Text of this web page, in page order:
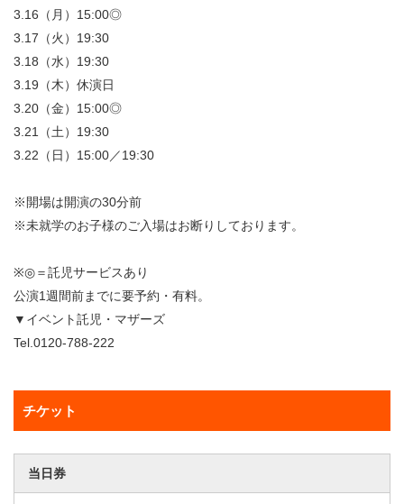
3.16（月）15:00◎
3.17（火）19:30
3.18（水）19:30
3.19（木）休演日
3.20（金）15:00◎
3.21（土）19:30
3.22（日）15:00／19:30
※開場は開演の30分前
※未就学のお子様のご入場はお断りしております。
※◎＝託児サービスあり
公演1週間前までに要予約・有料。
▼イベント託児・マザーズ
Tel.0120-788-222
チケット
当日券